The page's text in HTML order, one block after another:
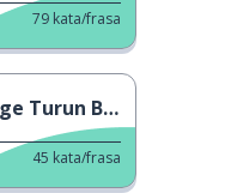
79 kata/frasa
Berat Badan
45 kata/frasa